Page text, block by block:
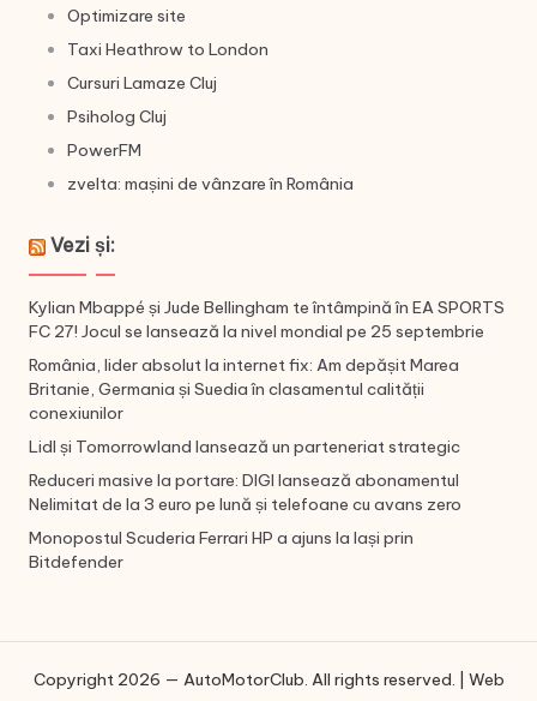
Optimizare site
Taxi Heathrow to London
Cursuri Lamaze Cluj
Psiholog Cluj
PowerFM
zvelta: mașini de vânzare în România
Vezi și:
Kylian Mbappé și Jude Bellingham te întâmpină în EA SPORTS
FC 27! Jocul se lansează la nivel mondial pe 25 septembrie
România, lider absolut la internet fix: Am depășit Marea
Britanie, Germania și Suedia în clasamentul calității
conexiunilor
Lidl și Tomorrowland lansează un parteneriat strategic
Reduceri masive la portare: DIGI lansează abonamentul
Nelimitat de la 3 euro pe lună și telefoane cu avans zero
Monopostul Scuderia Ferrari HP a ajuns la Iași prin
Bitdefender
Copyright 2026 — AutoMotorClub. All rights reserved. | Web